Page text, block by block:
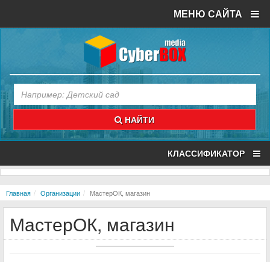
МЕНЮ САЙТА
НАЙТИ
КЛАССИФИКАТОР
Главная Организации МастерОК, магазин
МастерОК, магазин